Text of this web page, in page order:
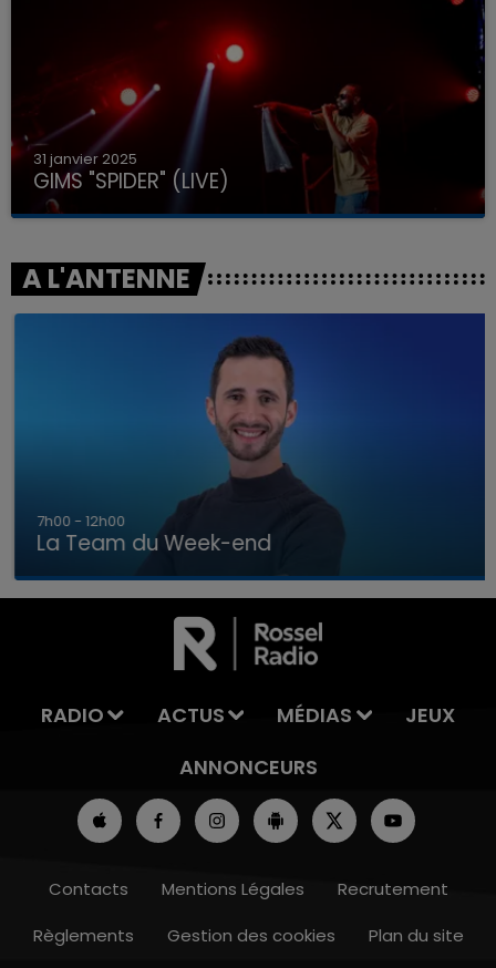
31 janvier 2025
GIMS "SPIDER" (LIVE)
A L'ANTENNE
7h00 - 12h00
La Team du Week-end
RADIO ACTUS MÉDIAS
JEUX
ANNONCEURS
Contacts Mentions Légales
Recrutement
Règlements
Gestion des cookies Plan du site